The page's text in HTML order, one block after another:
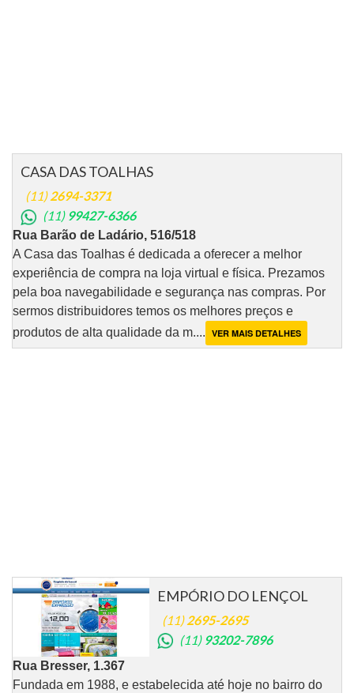
CASA DAS TOALHAS
(11)2694-3371
(11) 99427-6366
Rua Barão de Ladário, 516/518
A Casa das Toalhas é dedicada a oferecer a melhor
experiência de compra na loja virtual e física. Prezamos
pela boa navegabilidade e segurança nas compras. Por
sermos distribuidores temos os melhores preços e
produtos de alta qualidade da m.... VER MAIS DETALHES
EMPÓRIO DO LENÇOL
(11) 2695-2695
(11) 93202-7896
Rua Bresser, 1.367
Fundada em 1988, e estabelecida até hoje no bairro do